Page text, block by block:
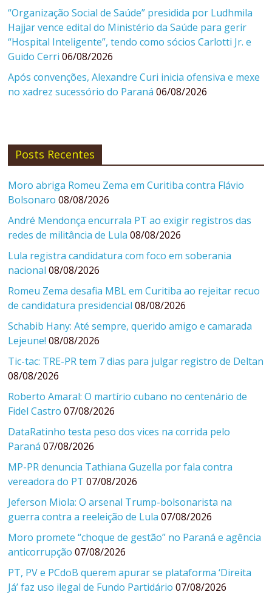
“Organização Social de Saúde” presidida por Ludhmila
Hajjar vence edital do Ministério da Saúde para gerir
“Hospital Inteligente”, tendo como sócios Carlotti Jr. e
Guido Cerri 06/08/2026
Após convenções, Alexandre Curi inicia ofensiva e mexe
no xadrez sucessório do Paraná 06/08/2026
Posts Recentes
Moro abriga Romeu Zema em Curitiba contra Flávio
Bolsonaro 08/08/2026
André Mendonça encurrala PT ao exigir registros das
redes de militância de Lula 08/08/2026
Lula registra candidatura com foco em soberania
nacional 08/08/2026
Romeu Zema desafia MBL em Curitiba ao rejeitar recuo
de candidatura presidencial 08/08/2026
Schabib Hany: Até sempre, querido amigo e camarada
Lejeune! 08/08/2026
Tic-tac: TRE-PR tem 7 dias para julgar registro de Deltan
08/08/2026
Roberto Amaral: O martírio cubano no centenário de
Fidel Castro 07/08/2026
DataRatinho testa peso dos vices na corrida pelo
Paraná 07/08/2026
MP-PR denuncia Tathiana Guzella por fala contra
vereadora do PT 07/08/2026
Jeferson Miola: O arsenal Trump-bolsonarista na
guerra contra a reeleição de Lula 07/08/2026
Moro promete “choque de gestão” no Paraná e agência
anticorrupção 07/08/2026
PT, PV e PCdoB querem apurar se plataforma ‘Direita
Já’ faz uso ilegal de Fundo Partidário 07/08/2026